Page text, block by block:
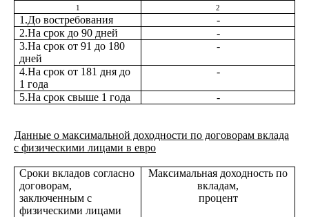
1 2
1.До востребования
-
2.На срок до 90 дней
-
3.На срок от 91 до 180
дней
-
4.На срок от 181 дня до
1 года
-
5.На срок свыше 1 года -
Данные о максимальной доходности по договорам вклада
с физическими лицами в евро
Сроки вкладов согласно
договорам,
заключенным с
физическими лицами
Максимальная доходность по
вкладам,
процент